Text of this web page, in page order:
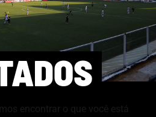
encontrar o que você está